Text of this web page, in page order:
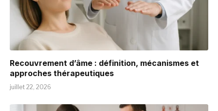
Recouvrement d’âme : définition, mécanismes et
approches thérapeutiques
juillet 22, 2026